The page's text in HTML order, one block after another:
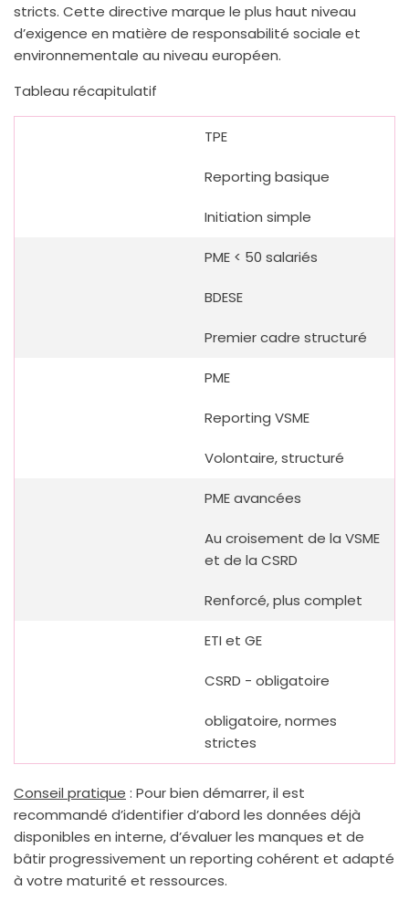
stricts. Cette directive marque le plus haut niveau
d’exigence en matière de responsabilité sociale et
environnementale au niveau européen.
Tableau récapitulatif
TPE
Reporting basique
Initiation simple
PME < 50 salariés
BDESE
Premier cadre structuré
PME
Reporting VSME
Volontaire, structuré
PME avancées
Au croisement de la VSME
et de la CSRD
Renforcé, plus complet
ETI et GE
CSRD - obligatoire
obligatoire, normes
strictes
Conseil pratique : Pour bien démarrer, il est
recommandé d’identifier d’abord les données déjà
disponibles en interne, d’évaluer les manques et de
bâtir progressivement un reporting cohérent et adapté
à votre maturité et ressources.